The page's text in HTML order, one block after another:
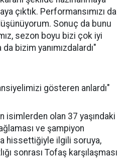
çıktık. Performansımızı da
Sonuç da bunu
sezon boyu bizi çok iyi
bizim yanımızdalardı"
gösteren anlardı"
isimlerden olan 37 yaşındaki
ve şampiyon
hissettiğiyle ilgili soruya,
sonrası Tofaş karşılaşması